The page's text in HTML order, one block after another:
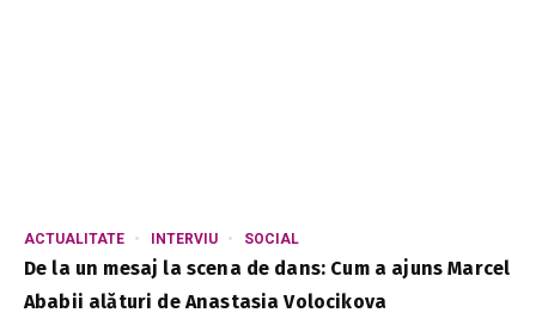
ACTUALITATE INTERVIU SOCIAL
De la un mesaj la scena de dans: Cum a ajuns Marcel
Ababii alături de Anastasia Volocikova